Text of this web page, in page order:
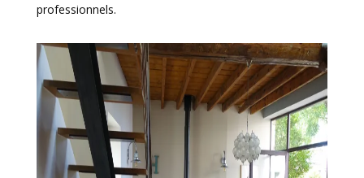
professionnels.